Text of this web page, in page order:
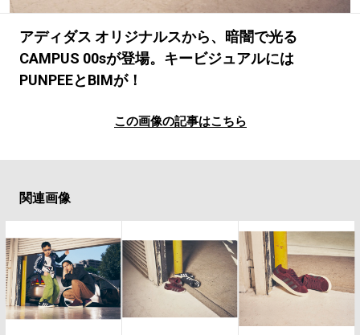
#LIFESTYLE #SNEAKER
#SPORTS #HANDSOME HANDBOOK
アディダス オリジナルスから、暗闇で光る
CAMPUS 00sが登場。キービジュアルには
PUNPEEとBIMが！
この画像の記事はこちら
関連画像